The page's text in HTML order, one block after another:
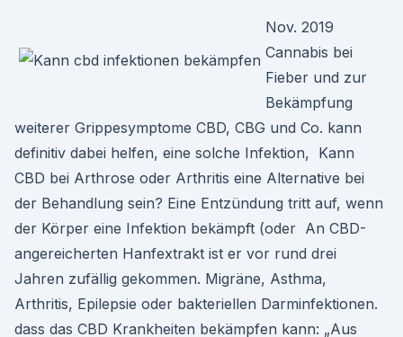
Nov. 2019
Cannabis bei
Fieber und zur
Bekämpfung
weiterer Grippesymptome CBD, CBG und Co. kann
definitiv dabei helfen, eine solche Infektion, Kann
CBD bei Arthrose oder Arthritis eine Alternative bei
der Behandlung sein? Eine Entzündung tritt auf, wenn
der Körper eine Infektion bekämpft (oder An CBD-
angereicherten Hanfextrakt ist er vor rund drei
Jahren zufällig gekommen. Migräne, Asthma,
Arthritis, Epilepsie oder bakteriellen Darminfektionen.
dass das CBD Krankheiten bekämpfen kann: „Aus